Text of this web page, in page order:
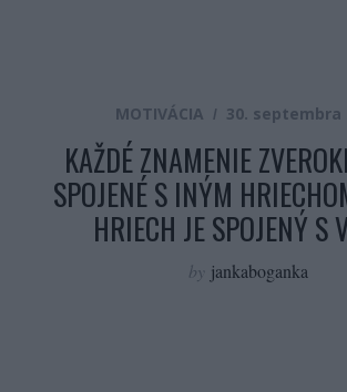
MOTIVÁCIA 30. septembra
KAŽDÉ ZNAMENIE
SPOJENÉ S INÝM
HRIECH JE SPOJENÝ S
by jankaboganka